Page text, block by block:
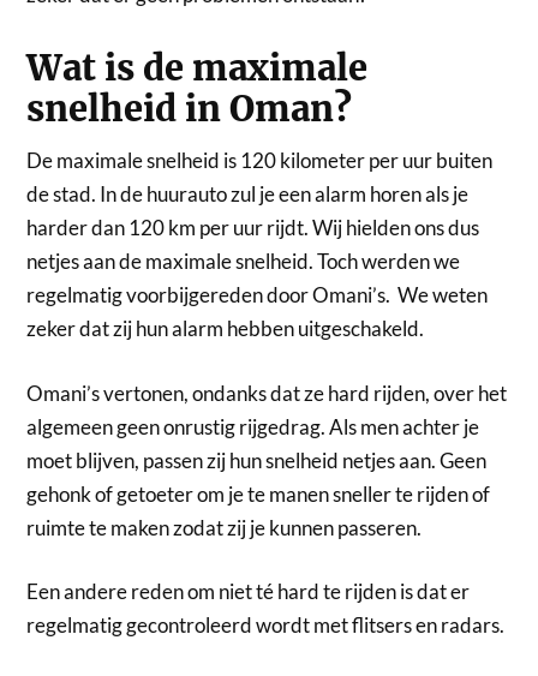
Wat is de maximale
snelheid in Oman?
De maximale snelheid is 120 kilometer per uur buiten
de stad. In de huurauto zul je een alarm horen als je
harder dan 120 km per uur rijdt. Wij hielden ons dus
netjes aan de maximale snelheid. Toch werden we
regelmatig voorbijgereden door Omani’s. We weten
zeker dat zij hun alarm hebben uitgeschakeld.
Omani’s vertonen, ondanks dat ze hard rijden, over het
algemeen geen onrustig rijgedrag. Als men achter je
moet blijven, passen zij hun snelheid netjes aan. Geen
gehonk of getoeter om je te manen sneller te rijden of
ruimte te maken zodat zij je kunnen passeren.
Een andere reden om niet té hard te rijden is dat er
regelmatig gecontroleerd wordt met flitsers en radars.